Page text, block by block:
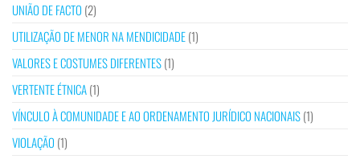
UNIÃO DE FACTO (2)
UTILIZAÇÃO DE MENOR NA MENDICIDADE(1)
VALORES E COSTUMES DIFERENTES(1)
VERTENTE ÉTNICA(1)
VÍNCULO À COMUNIDADE E AO ORDENAMENTO JURÍDICO NACIONAIS(1)
VIOLAÇÃO (1)